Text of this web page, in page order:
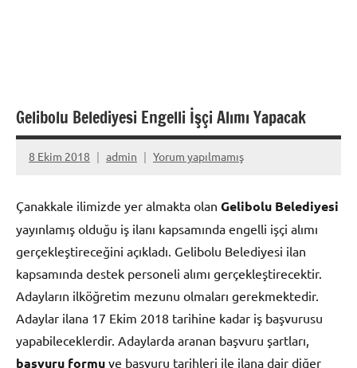
Gelibolu Belediyesi Engelli İşçi Alımı Yapacak
8 Ekim 2018 admin Yorum yapılmamış
Çanakkale ilimizde yer almakta olan Gelibolu Belediyesi
yayınlamış olduğu iş ilanı kapsamında engelli işçi alımı
gerçekleştireceğini açıkladı. Gelibolu Belediyesi ilan
kapsamında destek personeli alımı gerçekleştirecektir.
Adayların ilköğretim mezunu olmaları gerekmektedir.
Adaylar ilana 17 Ekim 2018 tarihine kadar iş başvurusu
yapabileceklerdir. Adaylarda aranan başvuru şartları,
başvuru formu ve başvuru tarihleri ile ilana dair diğer